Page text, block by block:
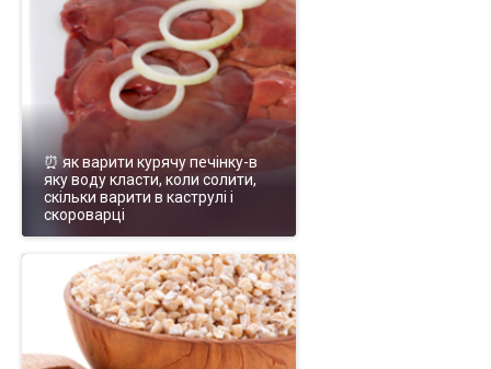
⏰ як варити курячу печінку-в
яку воду класти, коли солити,
скільки варити в каструлі і
скороварці